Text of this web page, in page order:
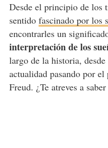
Desde el principio de los
sentido fascinado por los
encontrarles un
interpretación de los
largo de la historia,
actualidad pasando por
Freud. ¿Te atreves a